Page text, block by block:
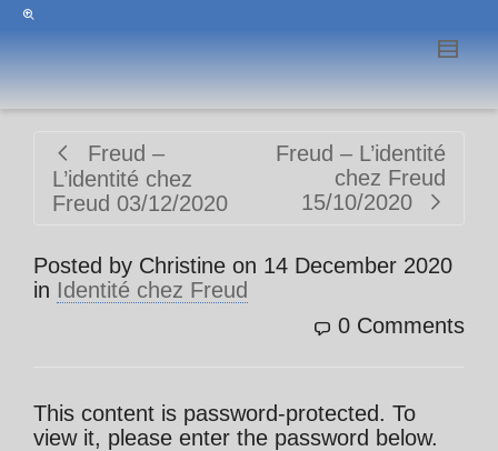
Freud –
L’identité chez
Freud 03/12/2020
Freud – L’identité
chez Freud
15/10/2020
Posted by Christine on 14 December 2020
in Identité chez Freud
0 Comments
This content is password-protected. To
view it, please enter the password below.